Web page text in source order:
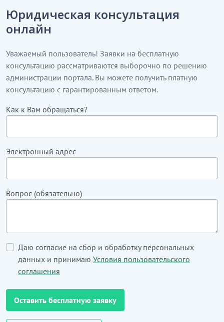
Юридическая консультация
онлайн
Уважаемый пользователь! Заявки на бесплатную
консультацию рассматриваются выборочно по решению
администрации портала. Вы можете получить платную
консультацию с гарантированным ответом.
Как к Вам обращаться?
Электронный адрес
Вопрос (обязательно)
Даю согласие на сбор и обработку персональных
данных и принимаю Условия пользовательского
соглашения
Оставить бесплатную заявку